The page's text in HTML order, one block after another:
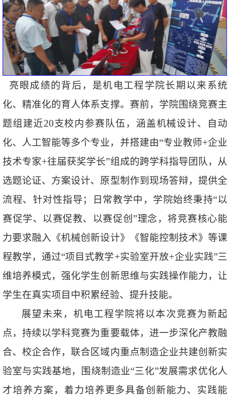
亮眼成绩的背后，是机电工程学院长期以来系统
化、精准化的育人体系支撑。赛前，学院围绕竞赛主
题组建近20支校内参赛队伍，涵盖机械设计、自动
化、人工智能等多个专业，并搭建由“专业教师+企业
技术专家+往届获奖学长”组成的跨学科指导团队，从
选题论证、方案设计、原型制作到现场答辩，提供全
流程、针对性指导；日常教学中，学院始终秉持“以
赛促学、以赛促教、以赛促创”理念，将竞赛核心能
力要求融入《机械创新设计》《智能控制技术》等课
程教学，通过“项目式教学+实验室开放+企业实践”三
维培养模式，强化学生创新思维与实践操作能力，让
学生在真实项目中积累经验、提升技能。
展望未来，机电工程学院将以本次竞赛为新起
点，持续以学科竞赛为重要载体，进一步深化产教融
合、校企合作，联合区域内重点制造企业共建创新实
验室与实践基地，围绕制造业“三化”发展需求优化人
才培养方案，着力培养更多具备创新能力、实践能